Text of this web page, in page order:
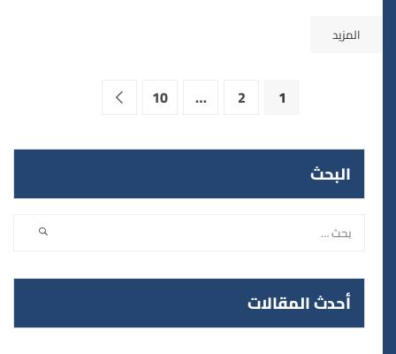
المزيد
10
البحث
أحدث المقالات